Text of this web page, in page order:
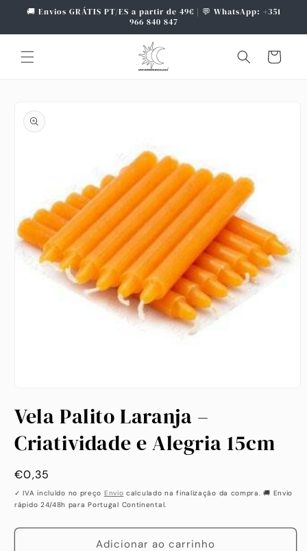
para o
🚚 Envios GRÁTIS PT/ES a partir de 49€ | 💬 WhatsApp: +351
966 840 847
Carrinho
informação
do produto
multimédia
1
em
modal
Vela Palito Laranja –
Criatividade e Alegria 15cm
Preço
habitual
€0,35
✓ IVA incluído no preço Envio calculado na finalização da compra. 🚚 Envio
rápido 24/48h para Portugal Continental.
Adicionar ao carrinho